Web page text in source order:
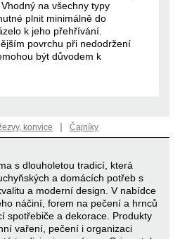
na všechny typy
plnit minimálně do
k jeho přehřívání.
povrchu při nedodržení
být důvodem k
konvice | Čajníky
s dlouholetou tradicí, která
a domácích potřeb s
a moderní design. V nabídce
náčiní, forem na pečení a hrnců
spotřebiče a dekorace. Produkty
vaření, pečení i organizaci